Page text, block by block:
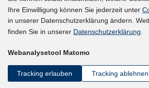
BlueSky
YouTube
LinkedIn
kununu
Netiquette
Ihre Einwilligung können Sie jederzeit unter
in unserer Datenschutzerklärung ändern.
finden Sie in unserer Datenschutzerklärung.
Webanalysetool Matomo
Tracking erlauben Tracking ablehnen